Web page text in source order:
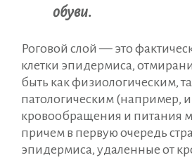
обуви.
Роговой слой — это
клетки эпидермиса,
быть как физиологическим,
патологическим (например,
кровообращения и питания
причем в первую очередь
эпидермиса, удаленные от